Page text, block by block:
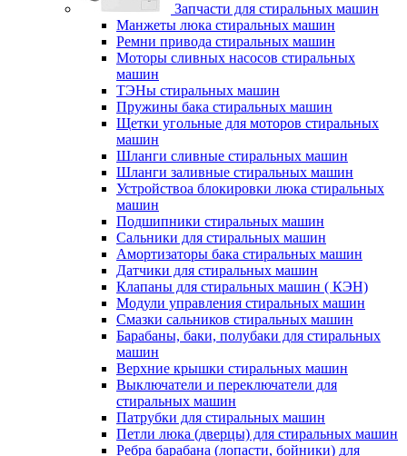
Запчасти для стиральных машин
Манжеты люка стиральных машин
Ремни привода стиральных машин
Моторы сливных насосов стиральных
машин
ТЭНы стиральных машин
Пружины бака стиральных машин
Щетки угольные для моторов стиральных
машин
Шланги сливные стиральных машин
Шланги заливные стиральных машин
Устройствоа блокировки люка стиральных
машин
Подшипники стиральных машин
Сальники для стиральных машин
Амортизаторы бака стиральных машин
Датчики для стиральных машин
Клапаны для стиральных машин ( КЭН)
Модули управления стиральных машин
Смазки сальников стиральных машин
Барабаны, баки, полубаки для стиральных
машин
Верхние крышки стиральных машин
Выключатели и переключатели для
стиральных машин
Патрубки для стиральных машин
Петли люка (дверцы) для стиральных машин
Ребра барабана (лопасти, бойники) для